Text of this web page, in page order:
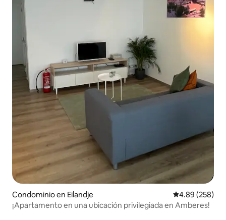
Condominio en Eilandje Calificación
4.89 (258)
¡Apartamento en una ubicación privilegiada en Amberes!